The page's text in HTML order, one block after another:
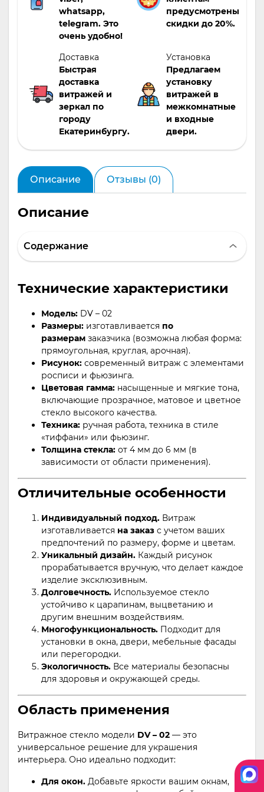
whatsapp,
telegram. Это
очень удобно!
предусмотрены
скидки до 20%.
Доставка
Быстрая
доставка
витражей и
зеркал по
городу
Екатеринбургу.
Установка
Предлагаем
установку
витражей в
межкомнатные
и входные
двери.
Описание Отзывы (0)
Описание
Содержание
Технические характеристики
Модель: DV – 02
Размеры: изготавливается по
размерам заказчика (возможна любая форма:
прямоугольная, круглая, арочная).
Рисунок: современный витраж с элементами
росписи и фьюзинга.
Цветовая гамма: насыщенные и мягкие тона,
включающие прозрачное, матовое и цветное
стекло высокого качества.
Техника: ручная работа, техника в стиле
«тиффани» или фьюзинг.
Толщина стекла: от 4 мм до 6 мм (в
зависимости от области применения).
Отличительные особенности
Индивидуальный подход. Витраж
изготавливается на заказ с учетом ваших
предпочтений по размеру, форме и цветам.
Уникальный дизайн. Каждый рисунок
прорабатывается вручную, что делает каждое
изделие эксклюзивным.
Долговечность. Используемое стекло
устойчиво к царапинам, выцветанию и
другим внешним воздействиям.
Многофункциональность. Подходит для
установки в окна, двери, мебельные фасады
или перегородки.
Экологичность. Все материалы безопасны
для здоровья и окружающей среды.
Область применения
Витражное стекло модели DV – 02 — это
универсальное решение для украшения
интерьера. Оно идеально подходит:
Для окон. Добавьте яркости вашим окнам,